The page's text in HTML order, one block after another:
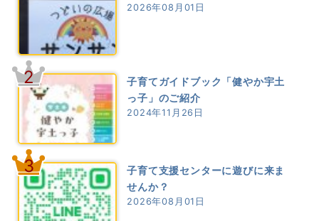
2026年08月01日
2
子育てガイドブック「健やか宇土
っ子」のご紹介
2024年11月26日
3
子育て支援センターに遊びに来ま
せんか？
2026年08月01日